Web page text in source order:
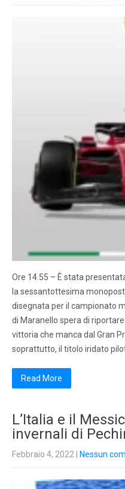
Ore 14.55 – È stata
la sessantottesima
disegnata per il campionato
di Maranello spera di
vittoria che manca dal Gran
soprattutto, il titolo iridato
Read More
L’Italia e il
invernali di
Febbraio 4, 2022 Nessun